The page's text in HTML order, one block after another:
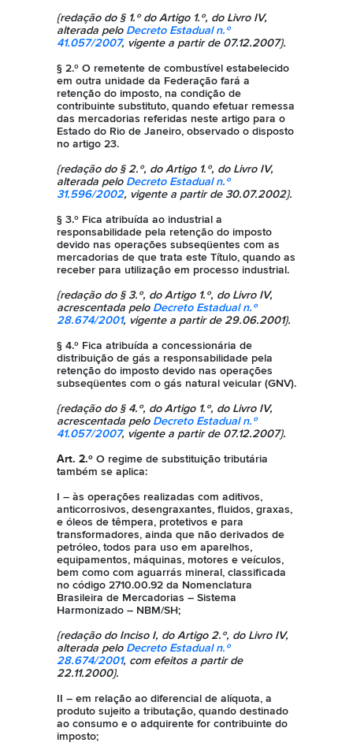
{redação do § 1.º do Artigo 1.º, do Livro IV,
alterada pelo Decreto Estadual n.º
41.057/2007, vigente a partir de 07.12.2007}.
§ 2.º O remetente de combustível estabelecido
em outra unidade da Federação fará a
retenção do imposto, na condição de
contribuinte substituto, quando efetuar remessa
das mercadorias referidas neste artigo para o
Estado do Rio de Janeiro, observado o disposto
no artigo 23.
{redação do § 2.º, do Artigo 1.º, do Livro IV,
alterada pelo Decreto Estadual n.º
31.596/2002, vigente a partir de 30.07.2002}.
§ 3.º Fica atribuída ao industrial a
responsabilidade pela retenção do imposto
devido nas operações subseqüentes com as
mercadorias de que trata este Título, quando as
receber para utilização em processo industrial.
{redação do § 3.º, do Artigo 1.º, do Livro IV,
acrescentada pelo Decreto Estadual n.º
28.674/2001, vigente a partir de 29.06.2001}.
§ 4.º Fica atribuída a concessionária de
distribuição de gás a responsabilidade pela
retenção do imposto devido nas operações
subseqüentes com o gás natural veicular (GNV).
{redação do § 4.º, do Artigo 1.º, do Livro IV,
acrescentada pelo Decreto Estadual n.º
41.057/2007, vigente a partir de 07.12.2007}.
Art. 2.º O regime de substituição tributária
também se aplica:
I – às operações realizadas com aditivos,
anticorrosivos, desengraxantes, fluidos, graxas,
e óleos de têmpera, protetivos e para
transformadores, ainda que não derivados de
petróleo, todos para uso em aparelhos,
equipamentos, máquinas, motores e veículos,
bem como com aguarrás mineral, classificada
no código 2710.00.92 da Nomenclatura
Brasileira de Mercadorias – Sistema
Harmonizado – NBM/SH;
{redação do Inciso I, do Artigo 2.º, do Livro IV,
alterada pelo Decreto Estadual n.º
28.674/2001, com efeitos a partir de
22.11.2000}.
II – em relação ao diferencial de alíquota, a
produto sujeito a tributação, quando destinado
ao consumo e o adquirente for contribuinte do
imposto;